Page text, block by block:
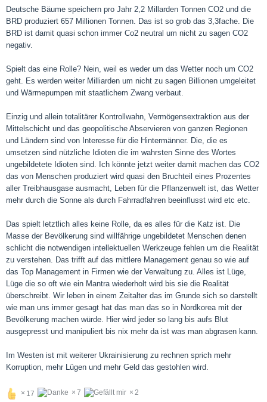
Deutsche Bäume speichern pro Jahr 2,2 Millarden Tonnen CO2 und die
BRD produziert 657 Millionen Tonnen. Das ist so grob das 3,3fache. Die
BRD ist damit quasi schon immer Co2 neutral um nicht zu sagen CO2
negativ.
Spielt das eine Rolle? Nein, weil es weder um das Wetter noch um CO2
geht. Es werden weiter Milliarden um nicht zu sagen Billionen umgeleitet
und Wärmepumpen mit staatlichem Zwang verbaut.
Einzig und allein totalitärer Kontrollwahn, Vermögensextraktion aus der
Mittelschicht und das geopolitische Abservieren von ganzen Regionen
und Ländern sind von Interesse für die Hintermänner. Die, die es
umsetzen sind nützliche Idioten die im wahrsten Sinne des Wortes
ungebildetete Idioten sind. Ich könnte jetzt weiter damit machen das CO2
das von Menschen produziert wird quasi den Bruchteil eines Prozentes
aller Treibhausgase ausmacht, Leben für die Pflanzenwelt ist, das Wetter
mehr durch die Sonne als durch Fahrradfahren beeinflusst wird etc etc.
Das spielt letztlich alles keine Rolle, da es alles für die Katz ist. Die
Masse der Bevölkerung sind willfährige ungebildetet Menschen denen
schlicht die notwendigen intellektuellen Werkzeuge fehlen um die Realität
zu verstehen. Das trifft auf das mittlere Management genau so wie auf
das Top Management in Firmen wie der Verwaltung zu. Alles ist Lüge,
Lüge die so oft wie ein Mantra wiederholt wird bis sie die Realität
überschreibt. Wir leben in einem Zeitalter das im Grunde sich so darstellt
wie man uns immer gesagt hat das man das so in Nordkorea mit der
Bevölkerung machen würde. Hier wird jeder so lang bis aufs Blut
ausgepresst und manipuliert bis nix mehr da ist was man abgrasen kann.
Im Westen ist mit weiterer Ukrainisierung zu rechnen sprich mehr
Korruption, mehr Lügen und mehr Geld das gestohlen wird.
17 7 2